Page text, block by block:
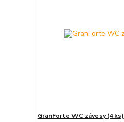
GranForte WC závesy (4 ks)